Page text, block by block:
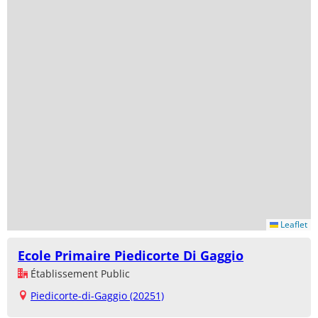
Leaflet
Ecole Primaire Piedicorte Di Gaggio
Établissement Public
Piedicorte-di-Gaggio (20251)